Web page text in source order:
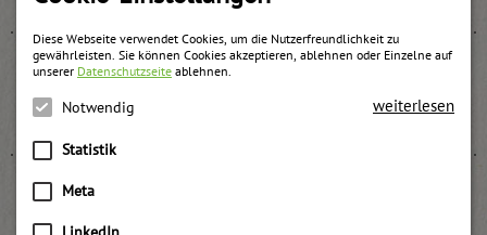
Diese Webseite verwendet Cookies, um die Nutzerfreundlichkeit zu
gewährleisten. Sie können Cookies akzeptieren, ablehnen oder Einzelne auf
unserer Datenschutzseite ablehnen.
Notwendig
Statistik
Meta
LinkedIn
weiterlesen